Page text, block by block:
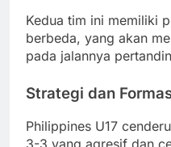
Kedua tim ini memiliki
berbeda, yang akan
pada jalannya
Strategi dan
Philippines U17